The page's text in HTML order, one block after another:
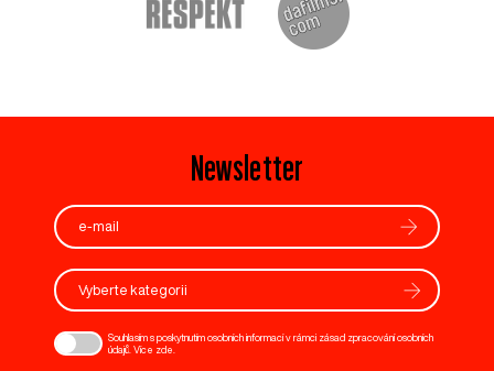
Newsletter
Vyberte kategorii
Souhlasím s poskytnutím osobních informací v rámci zásad zpracování osobních
údajů. Více zde